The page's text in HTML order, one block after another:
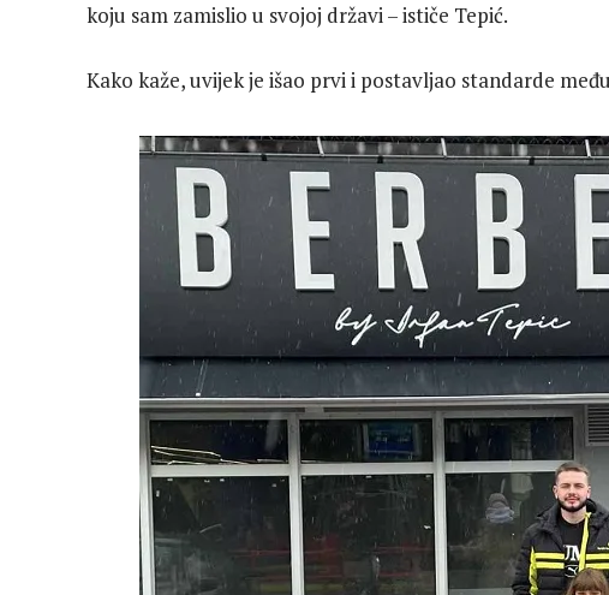
koju sam zamislio u svojoj državi – ističe Tepić.
Kako kaže, uvijek je išao prvi i postavljao standarde